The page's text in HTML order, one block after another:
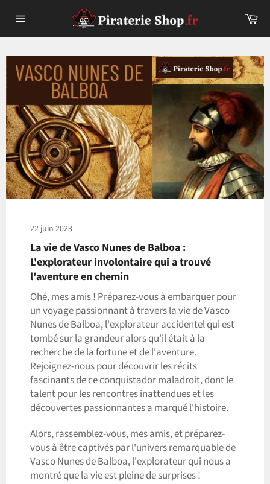
contenu
22 juin 2023
La vie de Vasco Nunes de Balboa :
L'explorateur involontaire qui a trouvé
l'aventure en chemin
Ohé, mes amis ! Préparez-vous à embarquer pour
un voyage passionnant à travers la vie de Vasco
Nunes de Balboa, l'explorateur accidentel qui est
tombé sur la grandeur alors qu'il était à la
recherche de la fortune et de l'aventure.
Rejoignez-nous pour découvrir les récits
fascinants de ce conquistador maladroit, dont le
talent pour les rencontres inattendues et les
découvertes passionnantes a marqué l'histoire.
Alors, rassemblez-vous, mes amis, et préparez-
vous à être captivés par l'univers remarquable de
Vasco Nunes de Balboa, l'explorateur qui nous a
montré que la vie est pleine de surprises !